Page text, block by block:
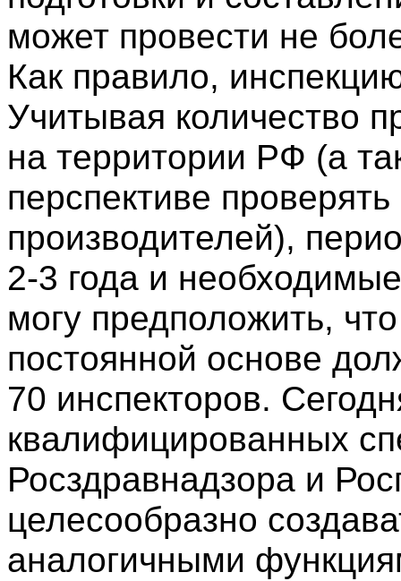
может провести не
Как правило,
Учитывая количество
на территории РФ (а
перспективе
производителей),
2-3 года и
могу предположить,
постоянной основе
70 инспекторов.
квалифицированных
Росздравнадзора и
целесообразно
аналогичными